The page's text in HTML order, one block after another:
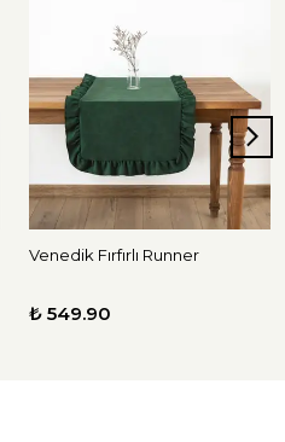
Venedik Fırfırlı Runner
₺ 549.90